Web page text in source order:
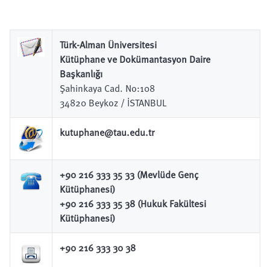
Türk-Alman Üniversitesi
Kütüphane ve Dokümantasyon Daire
Başkanlığı
Şahinkaya Cad. No:108
34820 Beykoz / İSTANBUL
kutuphane@tau.edu.tr
+90 216 333 35 33 (Mevlüde Genç
Kütüphanesi)
+90 216 333 35 38 (Hukuk Fakültesi
Kütüphanesi)
+90 216 333 30 38